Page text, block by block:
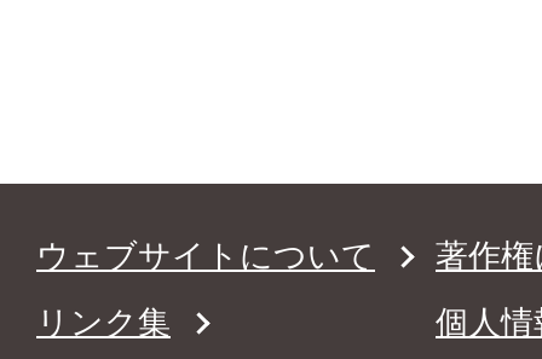
ウェブサイトについて
著作
リンク集
個人